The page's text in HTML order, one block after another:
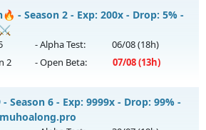
bản Webzen
HACK
PK sôi động hàng ngày
- Mở máy chủ
bản Webzen
- Season 2 - Exp: 200x - Drop: 5% -
- Alpha Test: 06/08(18h)
2 - Open Beta: 07/08(13h)
- ⚔️KỸ Năng Hồi sinh⚔️
- Mở máy chủ
Season 6 - Exp: 9999x - Drop: 99% -